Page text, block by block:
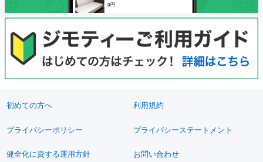
初めての方へ 利用規約
プライバシーポリシー プライバシーステートメント
健全化に資する運用方針 お問い合わせ